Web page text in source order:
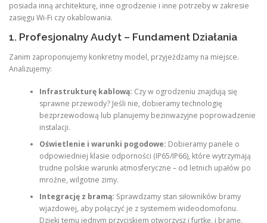
posiada inną architekturę, inne ogrodzenie i inne potrzeby w zakresie
zasięgu Wi-Fi czy okablowania.
1. Profesjonalny Audyt – Fundament Działania
Zanim zaproponujemy konkretny model, przyjeżdżamy na miejsce.
Analizujemy:
Infrastrukturę kablową: Czy w ogrodzeniu znajdują się
sprawne przewody? Jeśli nie, dobieramy technologię
bezprzewodową lub planujemy bezinwazyjne poprowadzenie
instalacji.
Oświetlenie i warunki pogodowe: Dobieramy panele o
odpowiedniej klasie odporności (IP65/IP66), które wytrzymają
trudne polskie warunki atmosferyczne – od letnich upałów po
mroźne, wilgotne zimy.
Integrację z bramą: Sprawdzamy stan siłowników bramy
wjazdowej, aby połączyć je z systemem wideodomofonu.
Dzięki temu jednym przyciskiem otworzysz i furtkę, i bramę.